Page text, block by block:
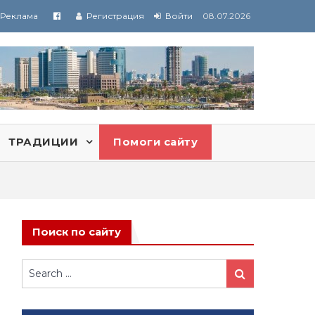
Реклама Регистрация Войти 08.07.2026
ТРАДИЦИИ Помоги сайту
Поиск по сайту
Search
for:
Search